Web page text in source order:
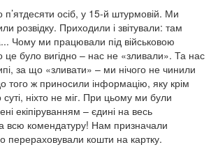
п’ятдесяти осіб, у 15-й штурмовій. Ми
розвідку. Приходили і звітували: там
Чому ми працювали під військовою
було вигідно – нас не «зливали». Та нас
за що «зливати» – ми нічого не чинили
того ж приносили інформацію, яку крім
ніхто не міг. При цьому ми були
екіпіруванням – єдині на весь
всю комендатуру! Нам призначали
перераховували кошти на картку.